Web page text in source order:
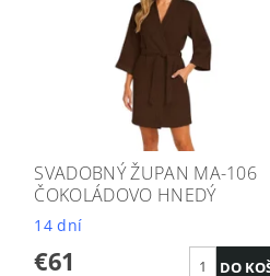
SVADOBNÝ ŽUPAN MA-106
ČOKOLÁDOVO HNEDÝ
14 dní
€61